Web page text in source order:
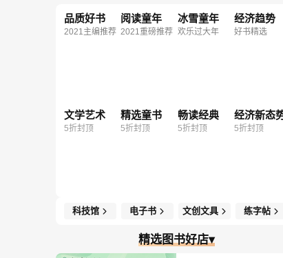
品质好书
2021主编推荐
阅读童年
2021重磅推荐
冰雪童年
欢乐过大年
经济趋势
好书精选
文学艺术
5折封顶
精选童书
5折封顶
畅读经典
5折封顶
经济新态
5折封顶
科技馆 电子书 文创文具 练字帖
精选图书好店▾